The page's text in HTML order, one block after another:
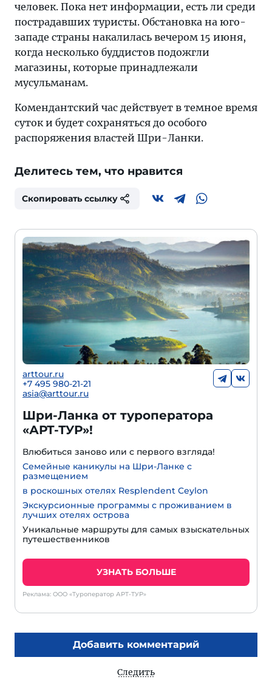
человек. Пока нет информации, есть ли среди
пострадавших туристы. Обстановка на юго-
западе страны накалилась вечером 15 июня,
когда несколько буддистов подожгли
магазины, которые принадлежали
мусульманам.
Комендантский час действует в темное время
суток и будет сохраняться до особого
распоряжения властей Шри-Ланки.
Делитесь тем, что нравится
Скопировать ссылку
arttour.ru
+7 495 980-21-21
asia@arttour.ru
Шри-Ланка от туроператора
«АРТ-ТУР»!
Влюбиться заново или с первого взгляда!
Семейные каникулы на Шри-Ланке с
размещением
в роскошных отелях Resplendent Ceylon
Экскурсионные программы с проживанием в
лучших отелях острова
Уникальные маршруты для самых взыскательных
путешественников
УЗНАТЬ БОЛЬШЕ
Реклама: ООО «Туроператор АРТ-ТУР»
Добавить комментарий
Следить